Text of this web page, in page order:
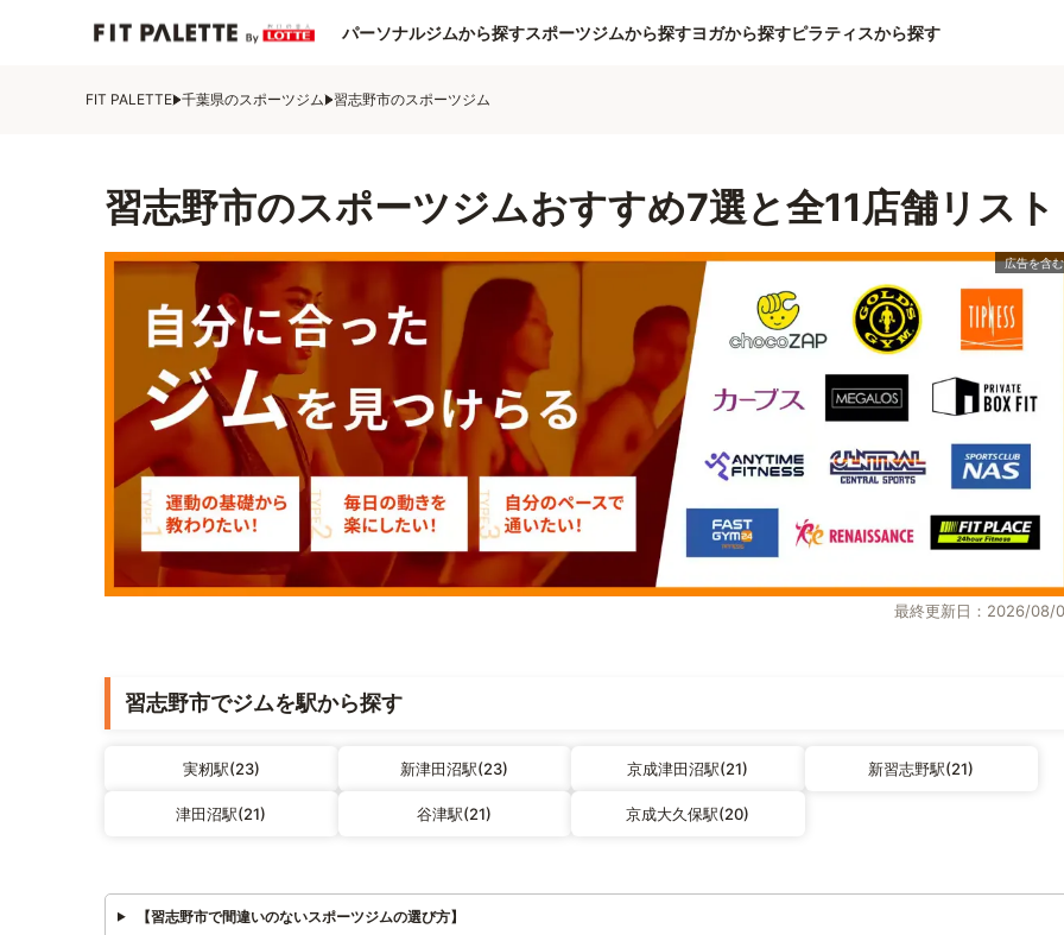
パーソナルジムから探すスポーツジムから探すヨガから探すピラティスから探す
FIT PALETTE 千葉県のスポーツジム 習志野市のスポーツジム
習志野市のスポーツジムおすすめ7選と全11店舗リスト
最終更新日：2026/08/
習志野市でジムを駅から探す
実籾駅(23) 新津田沼駅(23) 京成津田沼駅(21) 新習志野駅(21)
津田沼駅(21) 谷津駅(21) 京成大久保駅(20)
【習志野市で間違いのないスポーツジムの選び方】